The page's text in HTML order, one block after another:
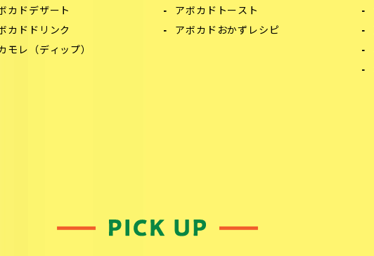
カドデザート
カドドリンク
モレ（ディップ）
アボカドトースト
アボカドおかずレシピ